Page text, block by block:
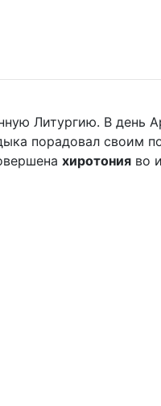
Литургию. В день
порадовал своим
хиротония во